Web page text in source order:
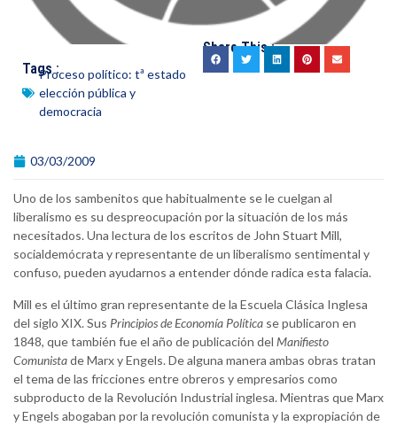
Tags :Proceso político: tª estado
elección pública y
democracia
Share This :
03/03/2009
Uno de los sambenitos que habitualmente se le cuelgan al
liberalismo es su despreocupación por la situación de los más
necesitados. Una lectura de los escritos de John Stuart Mill,
socialdemócrata y representante de un liberalismo sentimental y
confuso, pueden ayudarnos a entender dónde radica esta falacia.
Mill es el último gran representante de la Escuela Clásica Inglesa
del siglo XIX. Sus Principios de Economía Política se publicaron en
1848, que también fue el año de publicación del Manifiesto
Comunistade Marx y Engels. De alguna manera ambas obras tratan
el tema de las fricciones entre obreros y empresarios como
subproducto de la Revolución Industrial inglesa. Mientras que Marx
y Engels abogaban por la revolución comunista y la expropiación de